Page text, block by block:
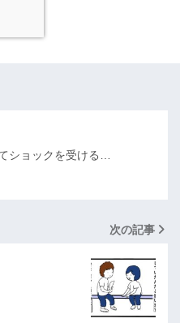
ショックを受ける…
次の記事